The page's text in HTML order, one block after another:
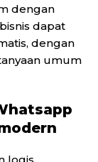
dengan
dapat
dengan
umum